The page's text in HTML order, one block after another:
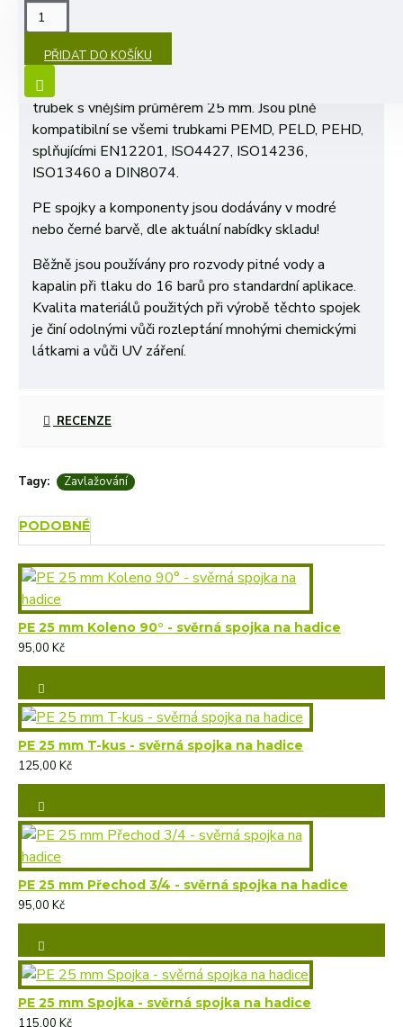
PŘIDAT DO KOŠÍKU
PE Přechod pro použití na polyetylenové
trubky. Svěrné spojky jsou konstruovány pro spojování
trubek s vnějším průměrem 25 mm. Jsou plně
kompatibilní se všemi trubkami PEMD, PELD, PEHD,
splňujícími EN12201, ISO4427, ISO14236,
ISO13460 a DIN8074.
PE spojky a komponenty jsou dodávány v modré
nebo černé barvě, dle aktuální nabídky skladu!
Běžně jsou používány pro rozvody pitné vody a
kapalin při tlaku do 16 barů pro standardní aplikace.
Kvalita materiálů použitých při výrobě těchto spojek
je činí odolnými vůči rozleptání mnohými chemickými
látkami a vůči UV záření.
RECENZE
Tagy: Zavlažování
PODOBNÉ
PE 25 mm Koleno 90° - svěrná spojka na hadice
95,00 Kč
PE 25 mm T-kus - svěrná spojka na hadice
125,00 Kč
PE 25 mm Přechod 3/4 - svěrná spojka na hadice
95,00 Kč
PE 25 mm Spojka - svěrná spojka na hadice
115,00 Kč